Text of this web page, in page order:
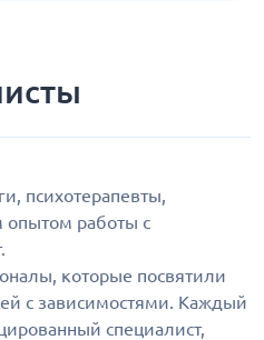
психотерапевты,
опытом работы с
которые посвятили
с зависимостями. Каждый
специалист,